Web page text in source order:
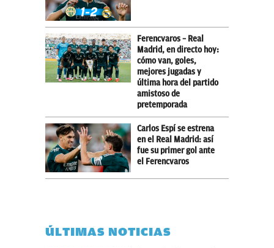
Ferencvaros – Real
Madrid, en directo hoy:
cómo van, goles,
mejores jugadas y
última hora del partido
amistoso de
pretemporada
Carlos Espí se estrena
en el Real Madrid: así
fue su primer gol ante
el Ferencvaros
ÚLTIMAS NOTICIAS